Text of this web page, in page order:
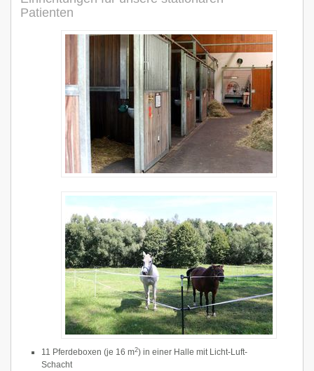
Patienten
11 Pferdeboxen (je 16 m2) in einer Halle mit Licht-Luft-
Schacht